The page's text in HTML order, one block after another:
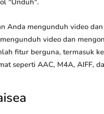
"Unduh".
Anda mengunduh video
video dan
fitur berguna, termasuk
seperti AAC, M4A, AIFF,